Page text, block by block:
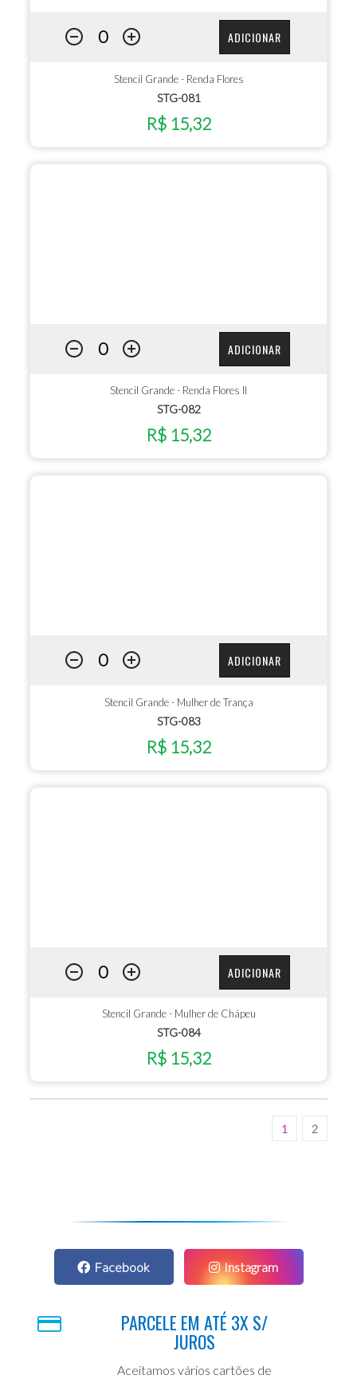
ADICIONAR
Stencil Grande - Renda Flores
STG-081
R$ 15,32
ADICIONAR
Stencil Grande - Renda Flores II
STG-082
R$ 15,32
ADICIONAR
Stencil Grande - Mulher de Trança
STG-083
R$ 15,32
ADICIONAR
Stencil Grande - Mulher de Chápeu
STG-084
R$ 15,32
1 2
Facebook Instagram
PARCELE EM ATÉ 3X S/
JUROS
Aceitamos vários cartões de